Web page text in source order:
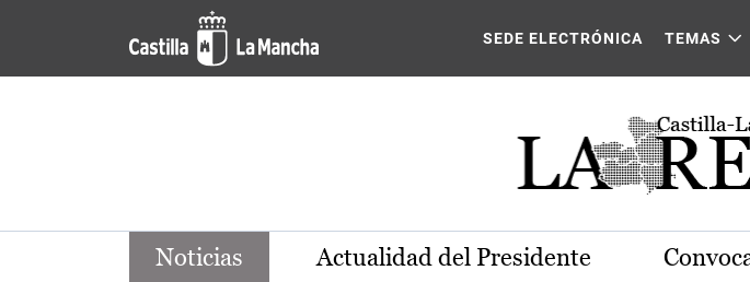
Pasar al contenido principal
Noticias de la región de Castilla-La Mancha
SEDE ELECTRÓNICA TEMAS
Noticias Actualidad del Presidente